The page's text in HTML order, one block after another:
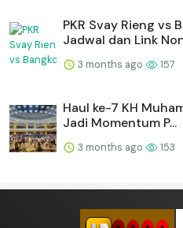
PKR Svay Rieng vs
Jadwal dan Link
3 months ago 157
Haul ke-7 KH
Jadi Momentum P...
3 months ago 153